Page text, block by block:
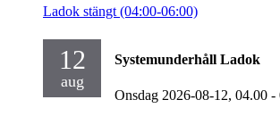
Ladok stängt (04:00-06:00)
12
aug
Systemunderhåll Ladok
Onsdag 2026-08-12, 04.00 -